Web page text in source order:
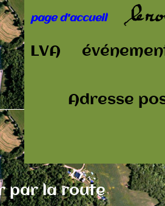
page d'accueil
LVA
Adresse
par la route